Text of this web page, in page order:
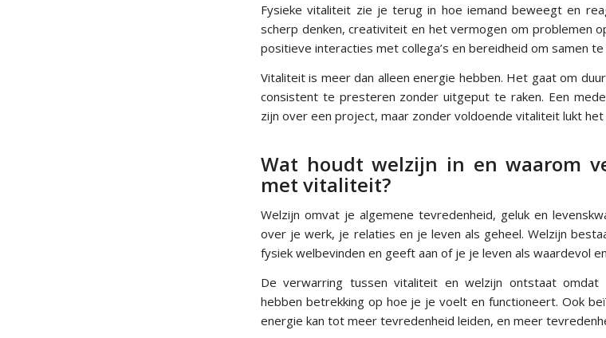
Fysieke vitaliteit zie je terug in hoe iemand beweegt en
scherp denken, creativiteit en het vermogen om problemen
positieve interacties met collega’s en bereidheid om samen te
Vitaliteit is meer dan alleen energie hebben. Het gaat om
consistent te presteren zonder uitgeput te raken. Een
zijn over een project, maar zonder voldoende vitaliteit lukt
Wat houdt welzijn in en waarom
met vitaliteit?
Welzijn omvat je algemene tevredenheid, geluk en
over je werk, je relaties en je leven als geheel. Welzijn
fysiek welbevinden en geeft aan of je je leven als waardevol
De verwarring tussen vitaliteit en welzijn ontstaat omdat
hebben betrekking op hoe je je voelt en functioneert. Ook
energie kan tot meer tevredenheid leiden, en meer